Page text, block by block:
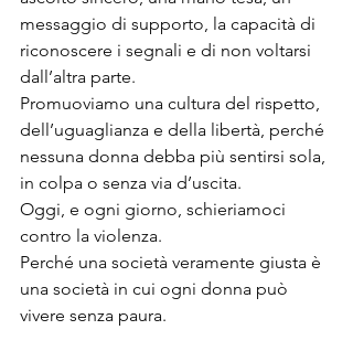
messaggio di supporto, la capacità di
riconoscere i segnali e di non voltarsi
dall’altra parte.
Promuoviamo una cultura del rispetto,
dell’uguaglianza e della libertà, perché
nessuna donna debba più sentirsi sola,
in colpa o senza via d’uscita.
Oggi, e ogni giorno, schieriamoci
contro la violenza.
Perché una società veramente giusta è
una società in cui ogni donna può
vivere senza paura.